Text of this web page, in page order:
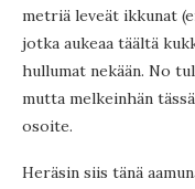
metriä leveät ikkunat
jotka aukeaa täältä
hullumat nekään. No
mutta melkeinhän
osoite.
Heräsin siis tänä